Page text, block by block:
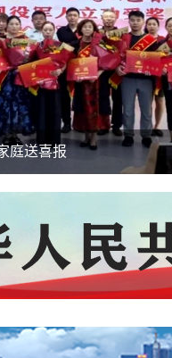
春市2026年基层退役军